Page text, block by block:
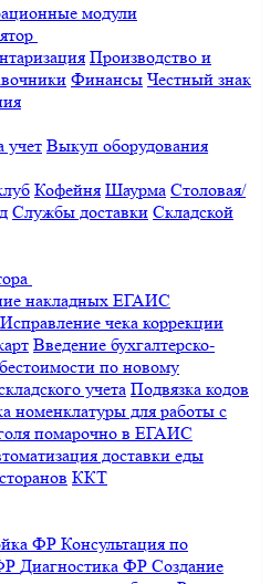
модули
Производство и
Финансы Честный знак
учет Выкуп оборудования
Кофейня Шаурма Столовая/
Службы доставки Складской
накладных ЕГАИС
Исправление чека коррекции
Введение бухгалтерско-
по новому
учета Подвязка кодов
номенклатуры для работы с
помарочно в ЕГАИС
доставки еды
ККТ
ФР Консультация по
Диагностика ФР Создание